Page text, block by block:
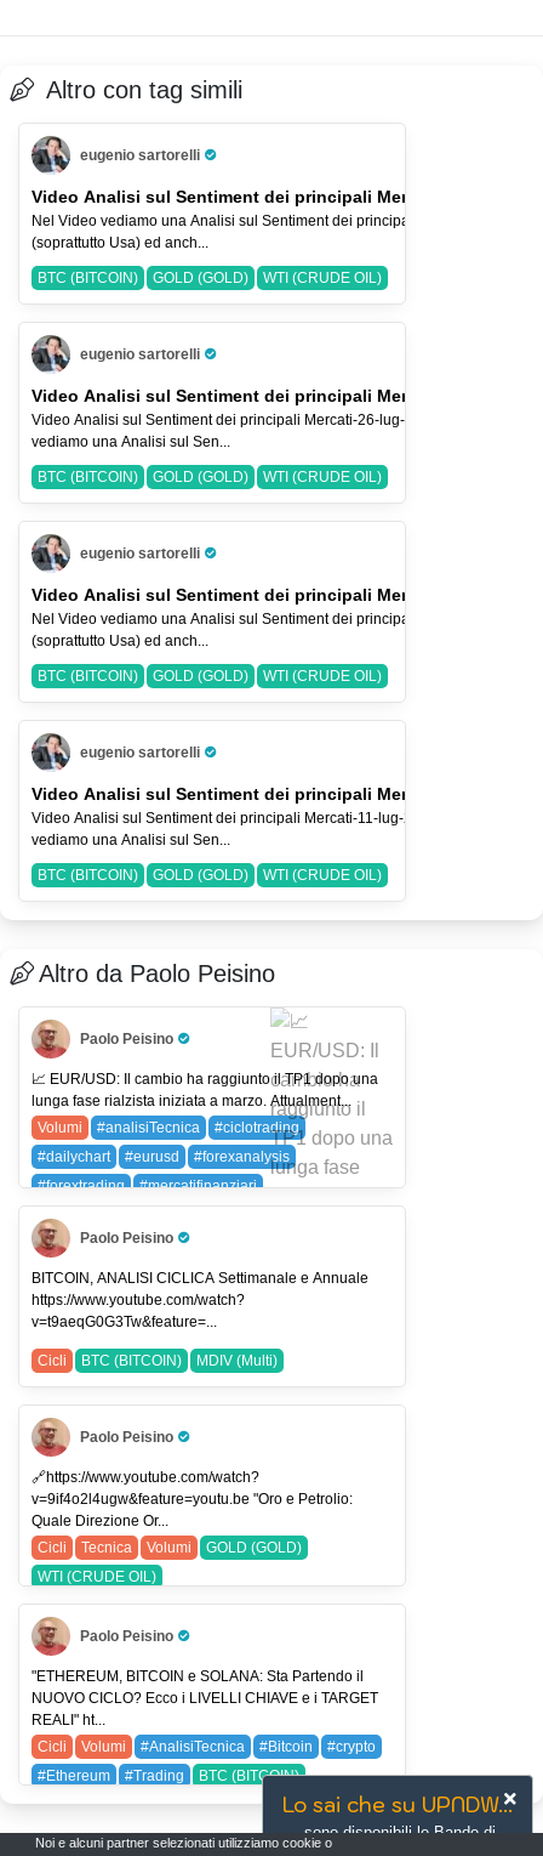
Altro con tag simili
eugenio sartorelli
Pro Trader
Video Analisi sul Sentiment dei principali Mercati-2-ago-2026
Nel Video vediamo una Analisi sul Sentiment dei principali Indici Azionari
(soprattutto Usa) ed anch...
BTC (BITCOIN) GOLD (GOLD) WTI (CRUDE OIL)
eugenio sartorelli
Pro Trader
Video Analisi sul Sentiment dei principali Mercati-26-lug-2026
Video Analisi sul Sentiment dei principali Mercati-26-lug-2026 Nel Video
vediamo una Analisi sul Sen...
BTC (BITCOIN) GOLD (GOLD) WTI (CRUDE OIL)
eugenio sartorelli
Pro Trader
Video Analisi sul Sentiment dei principali Mercati-19-lug-2026
Nel Video vediamo una Analisi sul Sentiment dei principali Indici Azionari
(soprattutto Usa) ed anch...
BTC (BITCOIN) GOLD (GOLD) WTI (CRUDE OIL)
eugenio sartorelli
Pro Trader
Video Analisi sul Sentiment dei principali Mercati-11-lug-2026
Video Analisi sul Sentiment dei principali Mercati-11-lug-2026 Nel Video
vediamo una Analisi sul Sen...
BTC (BITCOIN) GOLD (GOLD) WTI (CRUDE OIL)
Altro da Paolo Peisino
Paolo Peisino
Pro Trader
📈 EUR/USD: Il cambio ha raggiunto il TP1 dopo una
lunga fase rialzista iniziata a marzo. Attualment...
Volumi
#analisiTecnica
#ciclotrading
#dailychart
#eurusd
#forexanalysis
#forextrading
#mercatifinanziari
#traderlife
#tradingitalia
#tradingview
#usdjpy
EURUSD (EUR/USD)
USDJPY (USDJPY)
Paolo Peisino
Pro Trader
BITCOIN, ANALISI CICLICA Settimanale e Annuale
https://www.youtube.com/watch?
v=t9aeqG0G3Tw&feature=...
Cicli BTC (BITCOIN) MDIV (Multi)
Paolo Peisino
Pro Trader
🔗https://www.youtube.com/watch?
v=9if4o2l4ugw&feature=youtu.be "Oro e Petrolio:
Quale Direzione Or...
Cicli
Tecnica Volumi
GOLD (GOLD)
WTI (CRUDE OIL)
Paolo Peisino
Pro Trader
"ETHEREUM, BITCOIN e SOLANA: Sta Partendo il
NUOVO CICLO? Ecco i LIVELLI CHIAVE e i TARGET
REALI" ht...
Cicli
Volumi #AnalisiTecnica #Bitcoin
#crypto
#Ethereum
#Trading
BTC (BITCOIN)
ETH (ETHEREUM)
SLGL (Sol)
SOL (SOLANA)
SOL (Sol SpA)
Lo sai che su UPNDW...
sono disponibili le Bande di
Noi e alcuni partner selezionati utilizziamo cookie o